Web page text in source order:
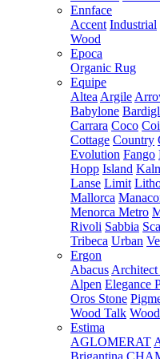
Ennface
Accent Industrial
Wood
Epoca
Organic Rug
Equipe
Altea Argile
Babylone
Carrara Coco
Cottage Country
Evolution Fango
Hopp Island
Lanse Limit
Mallorca
Menorca Metro
Rivoli Sabbia
Tribeca Urban
Ergon
Abacus Architect
Alpen Elegance
Oros Stone
Wood Talk
Estima
AGLOMERAT